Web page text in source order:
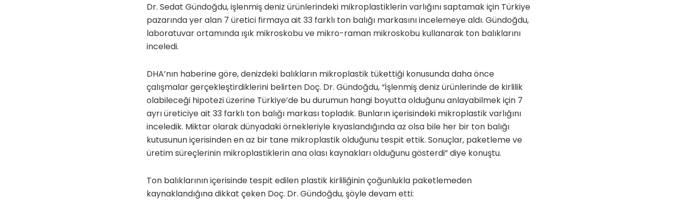
Dr. Sedat Gündoğdu, işlenmiş deniz ürünlerindeki mikroplastiklerin varlığını saptamak için Türkiye
pazarında yer alan 7 üretici firmaya ait 33 farklı ton balığı markasını incelemeye aldı. Gündoğdu,
laboratuvar ortamında ışık mikroskobu ve mikro-raman mikroskobu kullanarak ton balıklarını
inceledi.
DHA’nın haberine göre, denizdeki balıkların mikroplastik tükettiği konusunda daha önce
çalışmalar gerçekleştirdiklerini belirten Doç. Dr. Gündoğdu, “İşlenmiş deniz ürünlerinde de kirlilik
olabileceği hipotezi üzerine Türkiye’de bu durumun hangi boyutta olduğunu anlayabilmek için 7
ayrı üreticiye ait 33 farklı ton balığı markası topladık. Bunların içerisindeki mikroplastik varlığını
inceledik. Miktar olarak dünyadaki örnekleriyle kıyaslandığında az olsa bile her bir ton balığı
kutusunun içerisinden en az bir tane mikroplastik olduğunu tespit ettik. Sonuçlar, paketleme ve
üretim süreçlerinin mikroplastiklerin ana olası kaynakları olduğunu gösterdi” diye konuştu.
Ton balıklarının içerisinde tespit edilen plastik kirliliğinin çoğunlukla paketlemeden
kaynaklandığına dikkat çeken Doç. Dr. Gündoğdu, şöyle devam etti: